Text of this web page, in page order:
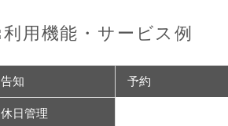
利用機能・サービス例
告知 予約
休日管理